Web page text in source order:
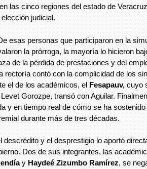
las cinco regiones del estado de
judicial.
esas personas que participaron en la
la prórroga, la mayoría lo hicieron
de la pérdida de prestaciones y del
rectoría contó con la complicidad de los
el de los académicos, el Fesapauv, cuyo
Gorozpe, transó con Aguilar.
y en tiempo real de cómo se ha sostenido
durante más de tres décadas.
descrédito y el desprestigio lo aportó
Dos de sus integrantes, las
y Haydeé Zizumbo Ramírez, se